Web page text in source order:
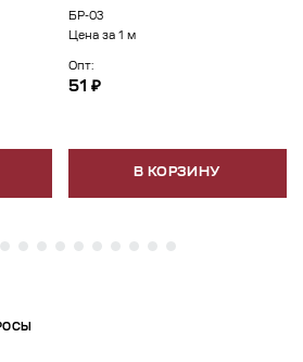
БР-03
Цена за 1 м
Опт:
51 ₽
В КОРЗИНУ